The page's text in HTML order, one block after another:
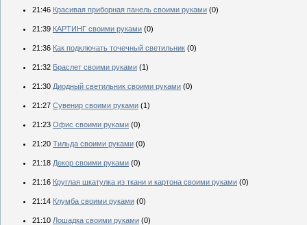
21:46 Красивая приборная панель своими руками (0)
21:39 КАРТИНГ своими руками (0)
21:36 Как подключать точечный светильник (0)
21:32 Браслет своими руками (1)
21:30 Диодный светильник своими руками (0)
21:27 Сувенир своими руками (1)
21:23 Офис своими руками (0)
21:20 Тильда своими руками (0)
21:18 Декор своими руками (0)
21:16 Круглая шкатулка из ткани и картона своими руками (0)
21:14 Клумба своими руками (0)
21:10 Лошадка своими руками (0)